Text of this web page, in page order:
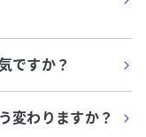
ですか？
変わりますか？